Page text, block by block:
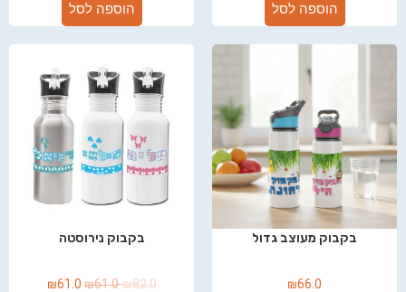
הוספה לסל הוספה לסל
בקבוק מעוצב גדול
₪66.0
בקבוק נירוסטה
₪82.0
₪61.0
₪61.0